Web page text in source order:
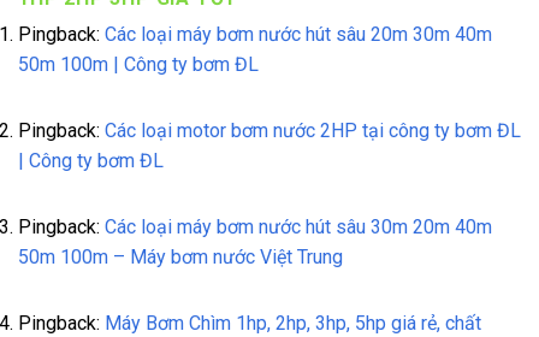
Pingback: Các loại máy bơm nước hút sâu 20m 30m 40m
50m 100m | Công ty bơm ĐL
Pingback: Các loại motor bơm nước 2HP tại công ty bơm ĐL
| Công ty bơm ĐL
Pingback: Các loại máy bơm nước hút sâu 30m 20m 40m
50m 100m – Máy bơm nước Việt Trung
Pingback: Máy Bơm Chìm 1hp, 2hp, 3hp, 5hp giá rẻ, chất